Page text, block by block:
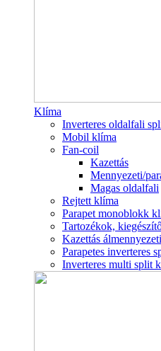
Klíma
Inverteres oldalfali
Mobil klíma
Fan-coil
Kazettás
Mennyezeti/
Magas oldalfali
Rejtett klíma
Parapet monoblokk
Tartozékok,
Kazettás
Parapetes inverteres
Inverteres multi split